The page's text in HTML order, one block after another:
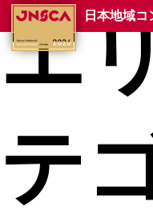
日本地域
エ
テ